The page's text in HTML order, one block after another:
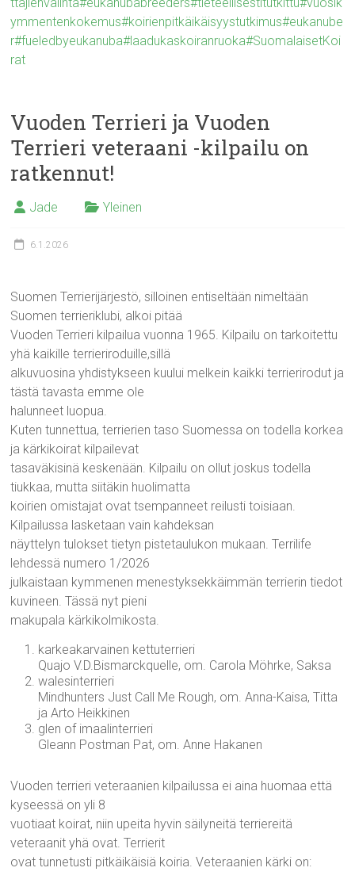
ymmentenkokemus#koirienpitkäikäisyystutkimus#eukanube
r#fueledbyeukanuba#laadukaskoiranruoka#SuomalaisetKoi
rat
Vuoden Terrieri ja Vuoden
Terrieri veteraani -kilpailu on
ratkennut!
Jade Yleinen
6.1.2026
Suomen Terrierijärjestö, silloinen entiseltään nimeltään
Suomen terrieriklubi, alkoi pitää
Vuoden Terrieri kilpailua vuonna 1965. Kilpailu on tarkoitettu
yhä kaikille terrieriroduille,sillä
alkuvuosina yhdistykseen kuului melkein kaikki terrierirodut ja
tästä tavasta emme ole
halunneet luopua.
Kuten tunnettua, terrierien taso Suomessa on todella korkea
ja kärkikoirat kilpailevat
tasaväkisinä keskenään. Kilpailu on ollut joskus todella
tiukkaa, mutta siitäkin huolimatta
koirien omistajat ovat tsempanneet reilusti toisiaan.
Kilpailussa lasketaan vain kahdeksan
näyttelyn tulokset tietyn pistetaulukon mukaan. Terrilife
lehdessä numero 1/2026
julkaistaan kymmenen menestyksekkäimmän terrierin tiedot
kuvineen. Tässä nyt pieni
makupala kärkikolmikosta.
karkeakarvainen kettuterrieri
Quajo V.D.Bismarckquelle, om. Carola Möhrke, Saksa
walesinterrieri
Mindhunters Just Call Me Rough, om. Anna-Kaisa, Titta
ja Arto Heikkinen
glen of imaalinterrieri
Gleann Postman Pat, om. Anne Hakanen
Vuoden terrieri veteraanien kilpailussa ei aina huomaa että
kyseessä on yli 8
vuotiaat koirat, niin upeita hyvin säilyneitä terriereitä
veteraanit yhä ovat. Terrierit
ovat tunnetusti pitkäikäisiä koiria. Veteraanien kärki on: